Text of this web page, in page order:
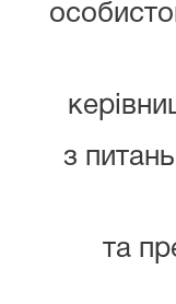
з
та